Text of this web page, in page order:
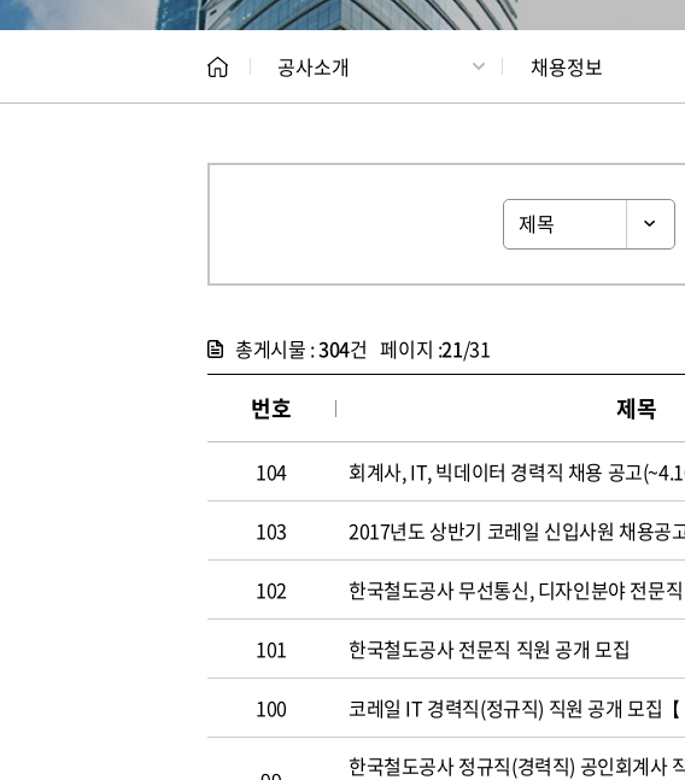
공사소개 채용정보
총게시물 :304건 페이지 :21/31
번호 제목
104 회계사, IT, 빅데이터 경력직 채용 공고
103 2017년도 상반기 코레일 신입사원 채용공
102 한국철도공사 무선통신, 디자인분야 전문
101 한국철도공사 전문직 직원 공개 모집
100 코레일 IT 경력직(정규직) 직원 공개 모집【
한국철도공사 정규직(경력직) 공인회계사